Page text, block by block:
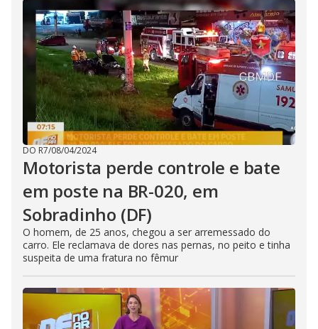
DO R7/08/04/2024
Motorista perde controle e bate
em poste na BR-020, em
Sobradinho (DF)
O homem, de 25 anos, chegou a ser arremessado do
carro. Ele reclamava de dores nas pernas, no peito e tinha
suspeita de uma fratura no fêmur